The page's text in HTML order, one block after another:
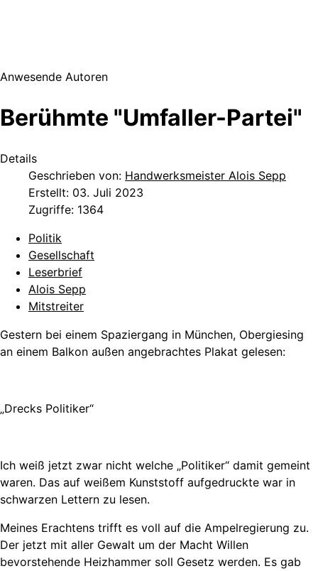
Anwesende Autoren
Berühmte "Umfaller-Partei"
Details
Geschrieben von: Handwerksmeister Alois Sepp
Erstellt: 03. Juli 2023
Zugriffe: 1364
Politik
Gesellschaft
Leserbrief
Alois Sepp
Mitstreiter
Gestern bei einem Spaziergang in München, Obergiesing
an einem Balkon außen angebrachtes Plakat gelesen:
„Drecks Politiker“
Ich weiß jetzt zwar nicht welche „Politiker“ damit gemeint
waren. Das auf weißem Kunststoff aufgedruckte war in
schwarzen Lettern zu lesen.
Meines Erachtens trifft es voll auf die Ampelregierung zu.
Der jetzt mit aller Gewalt um der Macht Willen
bevorstehende Heizhammer soll Gesetz werden. Es gab